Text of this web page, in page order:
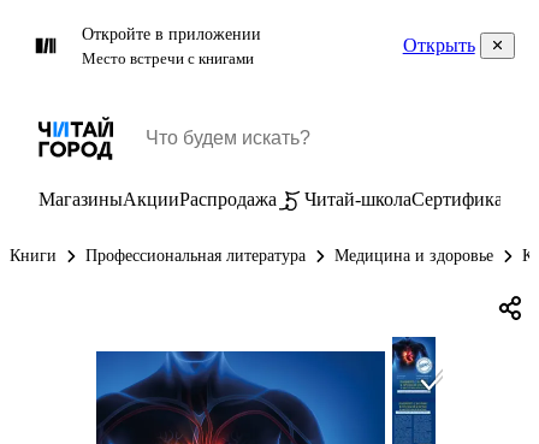
Откройте в приложении
Место встречи с книгами
Открыть
МагазиныАкцииРаспродажа Читай-школаСертификаты
Книги Профессиональная литература Медицина и здоровье